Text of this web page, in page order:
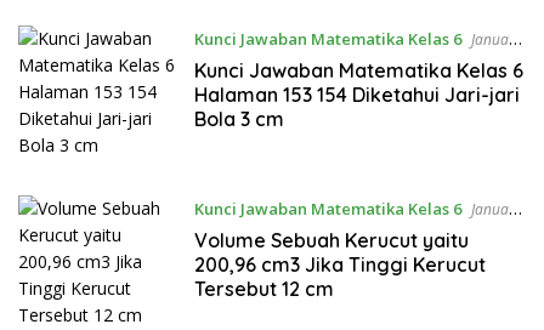
Kunci Jawaban Matematika Kelas 6 Januari
28, 2023
Kunci Jawaban Matematika Kelas 6
Halaman 153 154 Diketahui Jari-jari
Bola 3 cm
Kunci Jawaban Matematika Kelas 6 Januari
28, 2023
Volume Sebuah Kerucut yaitu
200,96 cm3 Jika Tinggi Kerucut
Tersebut 12 cm